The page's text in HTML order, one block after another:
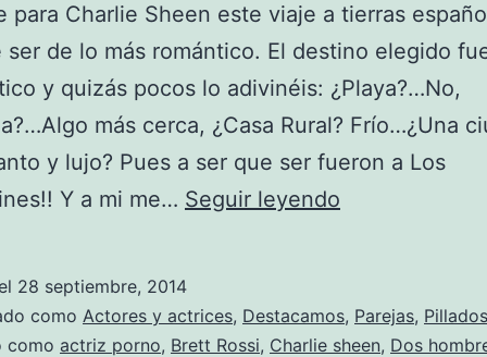
para Charlie Sheen este viaje a tierras
ser de lo más romántico. El destino elegido
y quizás pocos lo adivinéis: ¿Playa?…No,
más cerca, ¿Casa Rural? Frío…¿Una
y lujo? Pues a ser que ser fueron a Los
Y a mi me… Seguir leyendo
romántica
28 septiembre, 2014
como Actores y actrices, Destacamos, Parejas, Pillados
como actriz porno, Brett Rossi, Charlie sheen, Dos